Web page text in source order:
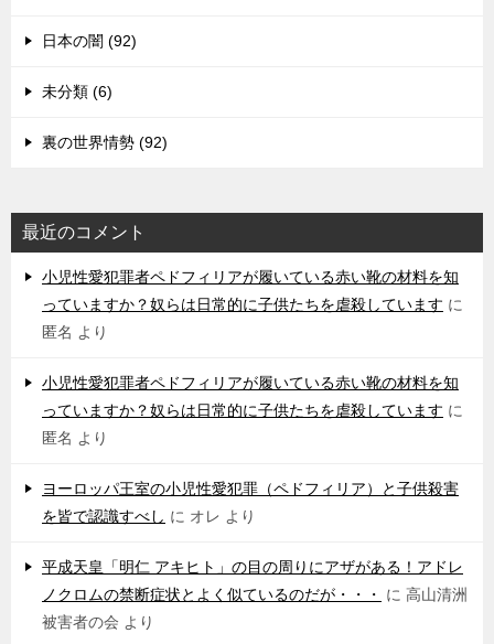
日本の闇 (92)
未分類 (6)
裏の世界情勢 (92)
最近のコメント
小児性愛犯罪者ペドフィリアが履いている赤い靴の材料を知
っていますか？奴らは日常的に子供たちを虐殺しています に
匿名 より
小児性愛犯罪者ペドフィリアが履いている赤い靴の材料を知
っていますか？奴らは日常的に子供たちを虐殺しています に
匿名 より
ヨーロッパ王室の小児性愛犯罪（ペドフィリア）と子供殺害
を皆で認識すべし に オレ より
平成天皇「明仁 アキヒト」の目の周りにアザがある！アドレ
ノクロムの禁断症状とよく似ているのだが・・・
に 高山清洲
被害者の会 より